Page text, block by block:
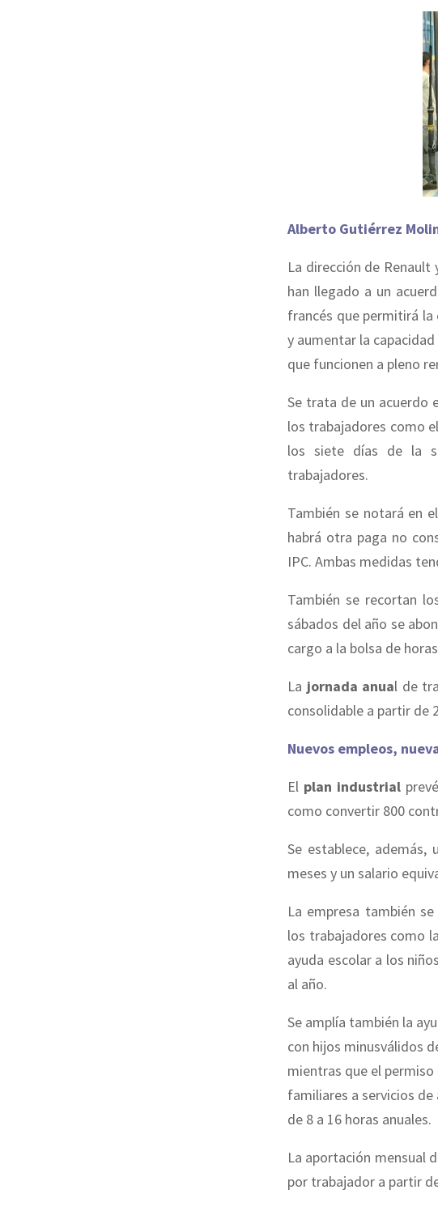
Alberto Gutiérrez
La dirección de Renault
han llegado a un
francés que permitirá
y aumentar la
que funcionen a pleno
Se trata de un acuerdo
los trabajadores como
los siete días de la
trabajadores.
También se notará en
habrá otra paga no
IPC. Ambas medidas
También se recortan
sábados del año se
cargo a la bolsa de
La jornada anual de
consolidable a partir de
Nuevos empleos,
El plan industrial
como convertir 800
Se establece, además,
meses y un salario
La empresa también
los trabajadores como
ayuda escolar a los
al año.
Se amplía también la
con hijos minusválidos
mientras que el
familiares a servicios
de 8 a 16 horas anuales.
La aportación mensual
por trabajador a partir